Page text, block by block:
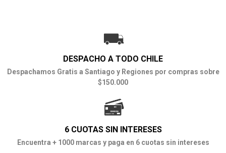
DESPACHO A TODO CHILE
Despachamos Gratis a Santiago y Regiones por compras sobre
$150.000
6 CUOTAS SIN INTERESES
Encuentra + 1000 marcas y paga en 6 cuotas sin intereses